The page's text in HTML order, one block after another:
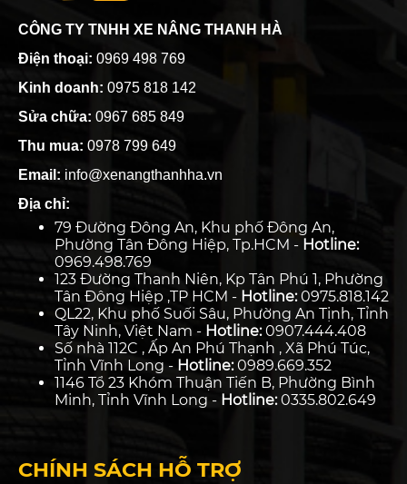
CÔNG TY TNHH XE NÂNG THANH HÀ
Điện thoại: 0969 498 769
Kinh doanh: 0975 818 142
Sửa chữa: 0967 685 849
Thu mua: 0978 799 649
Email: info@xenangthanhha.vn
Địa chỉ:
79 Đường Đông An, Khu phố Đông An,
Phường Tân Đông Hiệp, Tp.HCM - Hotline:
0969.498.769
123 Đường Thanh Niên, Kp Tân Phú 1, Phường
Tân Đông Hiệp ,TP HCM - Hotline:0975.818.142
QL22, Khu phố Suối Sâu, Phường An Tịnh, Tỉnh
Tây Ninh, Việt Nam - Hotline:0907.444.408
Số nhà 112C , Ấp An Phú Thạnh , Xã Phú Túc,
Tỉnh Vĩnh Long - Hotline:0989.669.352
1146 Tổ 23 Khóm Thuận Tiến B, Phường Bình
Minh, Tỉnh Vĩnh Long - Hotline:0335.802.649
CHÍNH SÁCH HỖ TRỢ